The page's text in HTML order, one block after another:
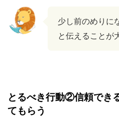
少し前のめりに
と伝えることが
とるべき行動②信頼でき
てもらう